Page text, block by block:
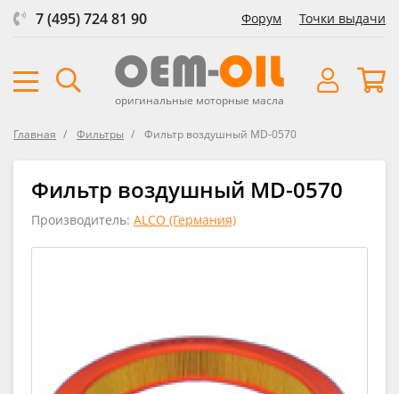
7 (495) 724 81 90 Форум Точки выдачи
оригинальные моторные масла
Главная Фильтры Фильтр воздушный MD-0570
Фильтр воздушный MD-0570
Производитель: ALCO (Германия)